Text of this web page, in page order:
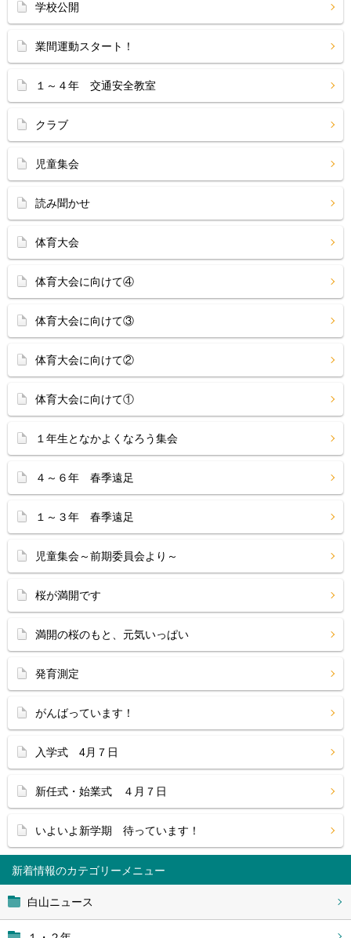
新着情報
白山ニュース
学校公開
業間運動スタート！
１～４年 交通安全教室
クラブ
児童集会
読み聞かせ
体育大会
体育大会に向けて④
体育大会に向けて③
体育大会に向けて②
体育大会に向けて①
１年生となかよくなろう集会
４～６年 春季遠足
１～３年 春季遠足
児童集会～前期委員会より～
桜が満開です
満開の桜のもと、元気いっぱい
発育測定
がんばっています！
入学式 4月７日
新任式・始業式 ４月７日
いよいよ新学期 待っています！